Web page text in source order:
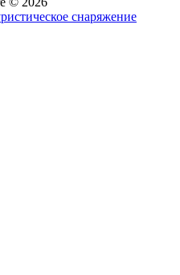
снаряжение